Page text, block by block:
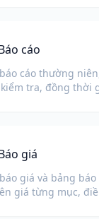
cáo
cáo thường
tra, đồng thời
giá
giá và bảng
giá từng mục,